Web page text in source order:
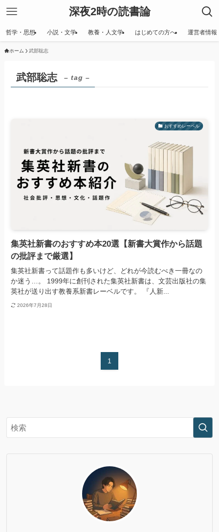
深夜2時の読書論
哲学・思想 小説・文学 教養・人文学 はじめての方へ 運営者情報
ホーム 武部聡志
武部聡志 – tag –
おすすめレーベル
集英社新書のおすすめ本20選【新書大賞作から話題
の批評まで厳選】
集英社新書って話題作も多いけど、どれが今読むべき一冊なの
か迷う…。 1999年に創刊された集英社新書は、文芸出版社の集
英社が送り出す教養系新書レーベルです。 『人新...
2026年7月28日
1